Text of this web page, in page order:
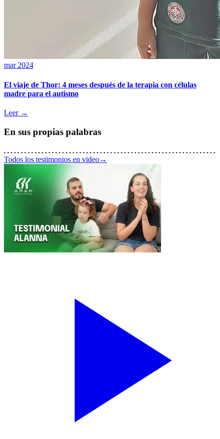
mar 2024
El viaje de Thor: 4 meses después de la terapia con células
madre para el autismo
Leer →
En sus propias palabras
Todos los testimonios en video→